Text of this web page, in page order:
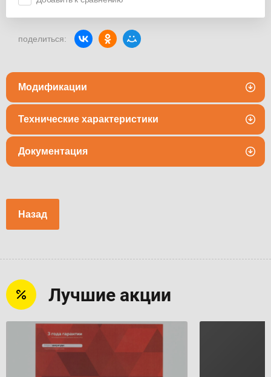
поделиться:
Модификации
Технические характеристики
Документация
Назад
Лучшие акции